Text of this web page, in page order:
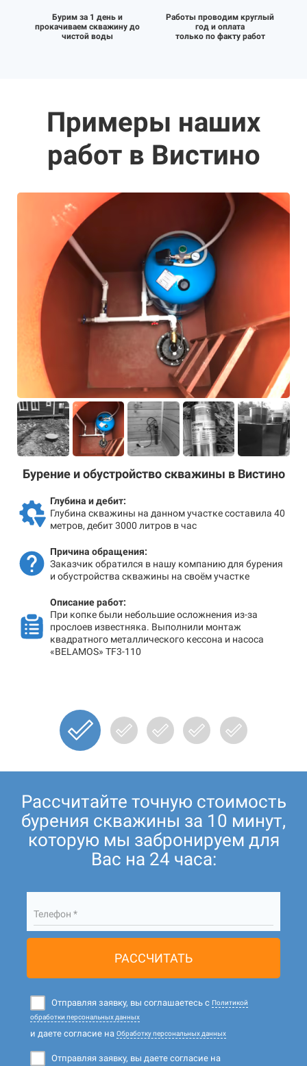
Бурим за 1 день и
прокачиваем скважину до
чистой воды
Работы проводим круглый
год и оплата
только по факту работ
Примеры наших
работ в Вистино
Бурение и обустройство скважины в Вистино
Глубина и дебит:
Глубина скважины на данном участке составила 40
метров, дебит 3000 литров в час
Причина обращения:
Заказчик обратился в нашу компанию для бурения
и обустройства скважины на своём участке
Описание работ:
При копке были небольшие осложнения из-за
прослоев известняка. Выполнили монтаж
квадратного металлического кессона и насоса
«BELAMOS» TF3-110
Рассчитайте точную стоимость
бурения скважины за 10 минут,
которую мы забронируем для
Вас на 24 часа:
Телефон *
РАССЧИТАТЬ
Отправляя заявку, вы соглашаетесь с Политикой
обработки персональных данных
и даете согласие на Обработку персональных данных
Отправляя заявку, вы даете согласие на